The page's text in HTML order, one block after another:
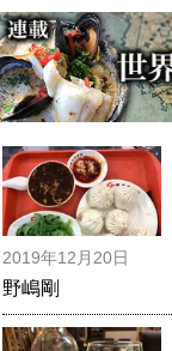
2019年12月20日
野嶋剛